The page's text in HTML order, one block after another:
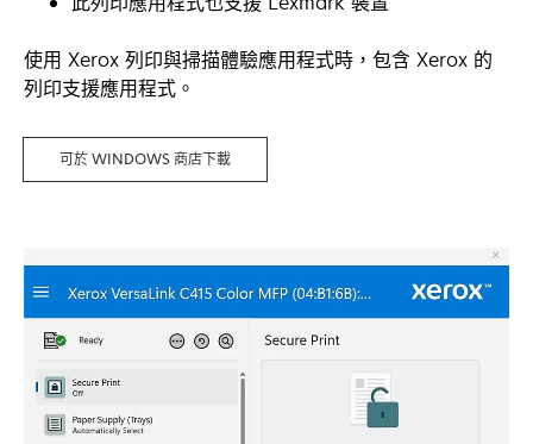
使用 Xerox 列印與掃描體驗應用程式時，包含 Xerox 的
列印支援應用程式。
可於 WINDOWS 商店下載OPENS